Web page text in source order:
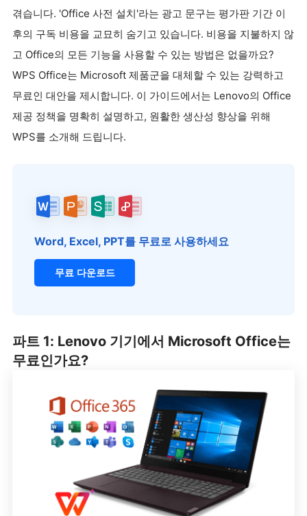
겪습니다. 'Office 사전 설치'라는 광고 문구는 평가판 기간 이
후의 구독 비용을 교묘히 숨기고 있습니다. 비용을 지불하지 않
고 Office의 모든 기능을 사용할 수 있는 방법은 없을까요?
WPS Office는 Microsoft 제품군을 대체할 수 있는 강력하고
무료인 대안을 제시합니다. 이 가이드에서는 Lenovo의 Office
제공 정책을 명확히 설명하고, 원활한 생산성 향상을 위해
WPS를 소개해 드립니다.
Word, Excel, PPT를 무료로 사용하세요
무료 다운로드
파트 1: Lenovo 기기에서 Microsoft Office는
무료인가요?